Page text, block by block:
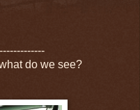
do we see?